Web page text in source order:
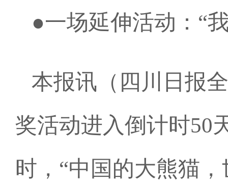
●一场延伸活动：“
本报讯（四川日报
奖活动进入倒计时50
时，“中国的大熊猫